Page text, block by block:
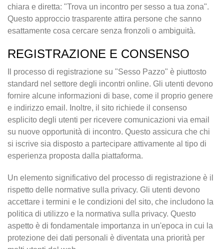
chiara e diretta: "Trova un incontro per sesso a tua zona".
Questo approccio trasparente attira persone che sanno
esattamente cosa cercare senza fronzoli o ambiguità.
REGISTRAZIONE E CONSENSO
Il processo di registrazione su "Sesso Pazzo" è piuttosto
standard nel settore degli incontri online. Gli utenti devono
fornire alcune informazioni di base, come il proprio genere
e indirizzo email. Inoltre, il sito richiede il consenso
esplicito degli utenti per ricevere comunicazioni via email
su nuove opportunità di incontro. Questo assicura che chi
si iscrive sia disposto a partecipare attivamente al tipo di
esperienza proposta dalla piattaforma.
Un elemento significativo del processo di registrazione è il
rispetto delle normative sulla privacy. Gli utenti devono
accettare i termini e le condizioni del sito, che includono la
politica di utilizzo e la normativa sulla privacy. Questo
aspetto è di fondamentale importanza in un'epoca in cui la
protezione dei dati personali è diventata una priorità per